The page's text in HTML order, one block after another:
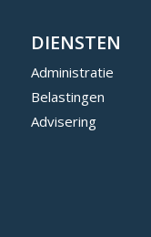
DIENSTEN
Administratie
Belastingen
Advisering